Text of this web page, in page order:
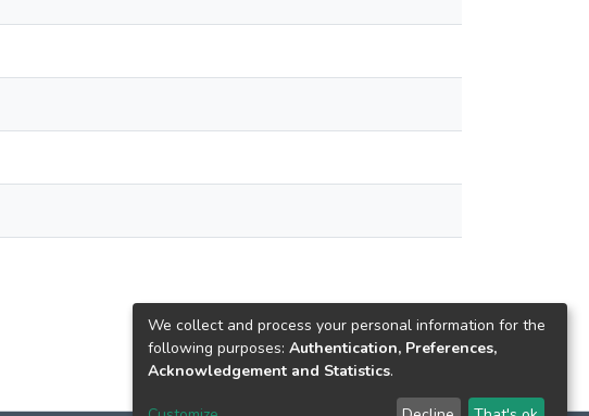
We collect and process your personal information for the
following purposes: Authentication, Preferences,
Acknowledgement and Statistics.